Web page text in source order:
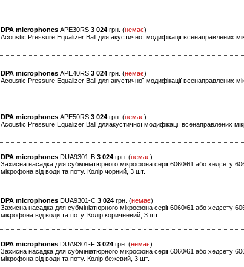
DPA microphones APE30RS 3 024 грн. (немає)
Acoustic Pressure Equalizer Ball для акустичної модифікації всенаправлених
DPA microphones APE40RS 3 024 грн. (немає)
Acoustic Pressure Equalizer Ball для акустичної модифікації всенаправлених
DPA microphones APE50RS 3 024 грн. (немає)
Acoustic Pressure Equalizer Ball дляакустичної модифікації всенаправлених
DPA microphones DUA9301-B 3 024 грн. (немає)
Захисна насадка для субмініатюрного мікрофона серії 6060/61 або хедсету
мікрофона від води та поту. Колір чорний, 3 шт.
DPA microphones DUA9301-C 3 024 грн. (немає)
Захисна насадка для субмініатюрного мікрофона серії 6060/61 або хедсету
мікрофона від води та поту. Колір коричневий, 3 шт.
DPA microphones DUA9301-F 3 024 грн. (немає)
Захисна насадка для субмініатюрного мікрофона серії 6060/61 або хедсету
мікрофона від води та поту. Колір бежевий, 3 шт.